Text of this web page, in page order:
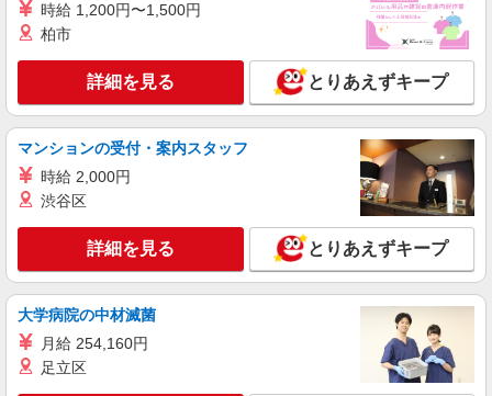
正社員
UTエージェント株式会社 AGT南関東第一CU AGTさいたまエリア 新
座CL 《JRIT1C》
加工・機械操作・検査・検品・梱包
月給：211,000円〜 月収例：235,000円（月給
＋各種手当）
埼玉県新座市 勤務詳細：新座市 通勤方法：徒
歩/車/自転車/バス/電車/バイク 最寄り駅：新座駅
から車11分 ※構内の無料駐車場利用OK ※バイク
は125ccまで通勤利用可
詳細を見る
派遣社員
戦力エージェント株式会社
時給1300円 月収例・・・211,575円（21日勤
時給 1,200円〜1,500円
柏市
詳細を見る とりあえずキープ
マンションの受付・案内スタッフ
時給 2,000円
渋谷区
詳細を見る とりあえずキープ
大学病院の中材滅菌
月給 254,160円
足立区